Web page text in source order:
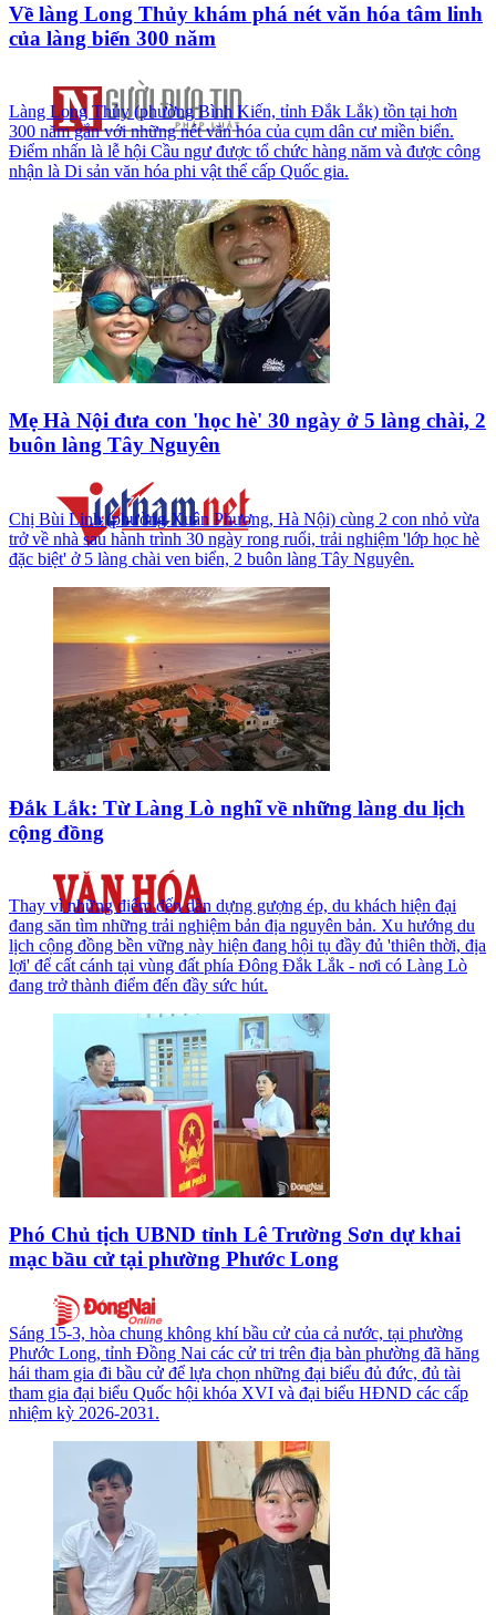
Về làng Long Thủy khám phá nét văn hóa tâm linh
của làng biển 300 năm
Làng Long Thủy (phường Bình Kiến, tỉnh Đắk Lắk) tồn tại hơn
300 năm gắn với những nét văn hóa của cụm dân cư miền biển.
Điểm nhấn là lễ hội Cầu ngư được tổ chức hàng năm và được công
nhận là Di sản văn hóa phi vật thể cấp Quốc gia.
Mẹ Hà Nội đưa con 'học hè' 30 ngày ở 5 làng chài, 2
buôn làng Tây Nguyên
Chị Bùi Linh (phường Xuân Phương, Hà Nội) cùng 2 con nhỏ vừa
trở về nhà sau hành trình 30 ngày rong ruổi, trải nghiệm 'lớp học hè
đặc biệt' ở 5 làng chài ven biển, 2 buôn làng Tây Nguyên.
Đắk Lắk: Từ Làng Lò nghĩ về những làng du lịch
cộng đồng
Thay vì những điểm đến dàn dựng gượng ép, du khách hiện đại
đang săn tìm những trải nghiệm bản địa nguyên bản. Xu hướng du
lịch cộng đồng bền vững này hiện đang hội tụ đầy đủ 'thiên thời, địa
lợi' để cất cánh tại vùng đất phía Đông Đắk Lắk - nơi có Làng Lò
đang trở thành điểm đến đầy sức hút.
Phó Chủ tịch UBND tỉnh Lê Trường Sơn dự khai
mạc bầu cử tại phường Phước Long
Sáng 15-3, hòa chung không khí bầu cử của cả nước, tại phường
Phước Long, tỉnh Đồng Nai các cử tri trên địa bàn phường đã hăng
hái tham gia đi bầu cử để lựa chọn những đại biểu đủ đức, đủ tài
tham gia đại biểu Quốc hội khóa XVI và đại biểu HĐND các cấp
nhiệm kỳ 2026-2031.